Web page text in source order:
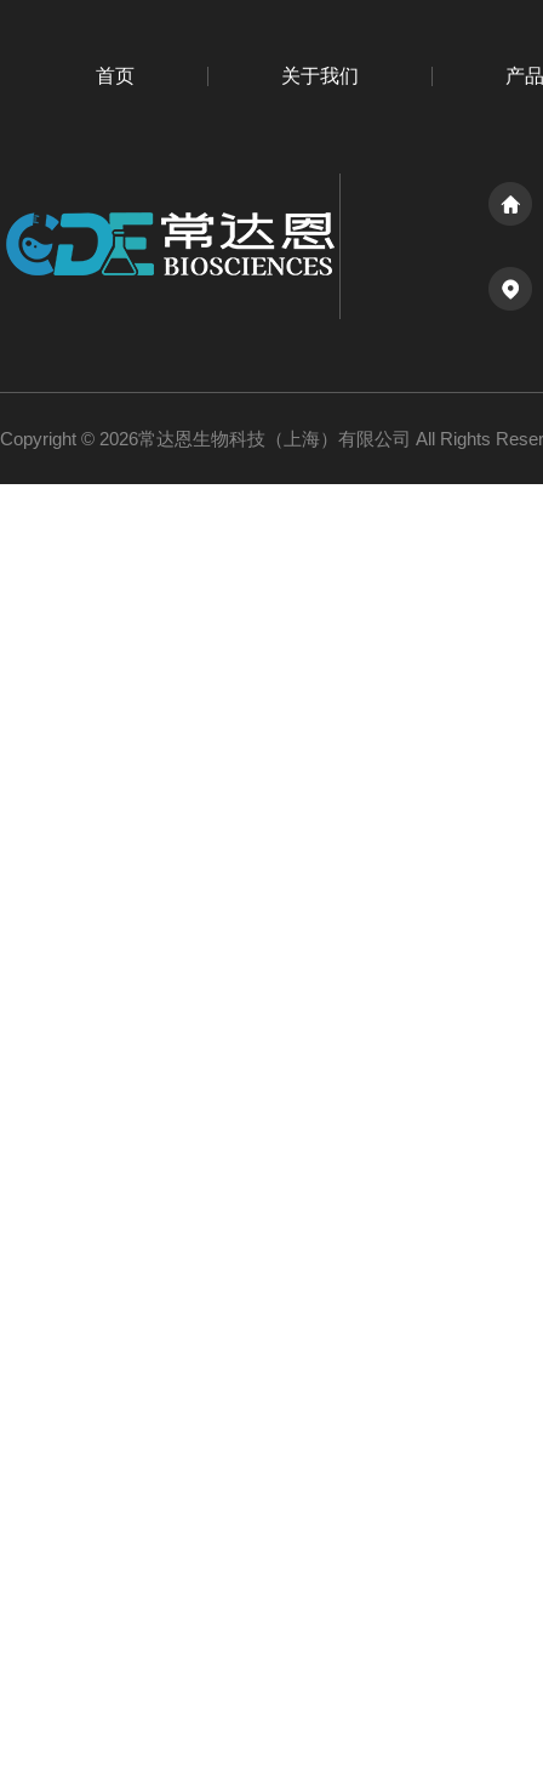
首页 关于我们 产
Copyright © 2026常达恩生物科技（上海）有限公司 All Rights